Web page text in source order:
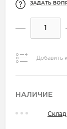
ЗАДАТЬ
Добавить
НАЛИЧИЕ
Склад